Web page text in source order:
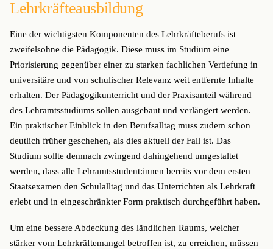
Lehrkräfteausbildung
Eine der wichtigsten Komponenten des Lehrkräfteberufs ist
zweifelsohne die Pädagogik. Diese muss im Studium eine
Priorisierung gegenüber einer zu starken fachlichen Vertiefung in
universitäre und von schulischer Relevanz weit entfernte Inhalte
erhalten. Der Pädagogikunterricht und der Praxisanteil während
des Lehramtsstudiums sollen ausgebaut und verlängert werden.
Ein praktischer Einblick in den Berufsalltag muss zudem schon
deutlich früher geschehen, als dies aktuell der Fall ist. Das
Studium sollte demnach zwingend dahingehend umgestaltet
werden, dass alle Lehramtsstudent:innen bereits vor dem ersten
Staatsexamen den Schulalltag und das Unterrichten als Lehrkraft
erlebt und in eingeschränkter Form praktisch durchgeführt haben.
Um eine bessere Abdeckung des ländlichen Raums, welcher
stärker vom Lehrkräftemangel betroffen ist, zu erreichen, müssen